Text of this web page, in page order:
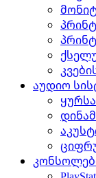
აუდიო